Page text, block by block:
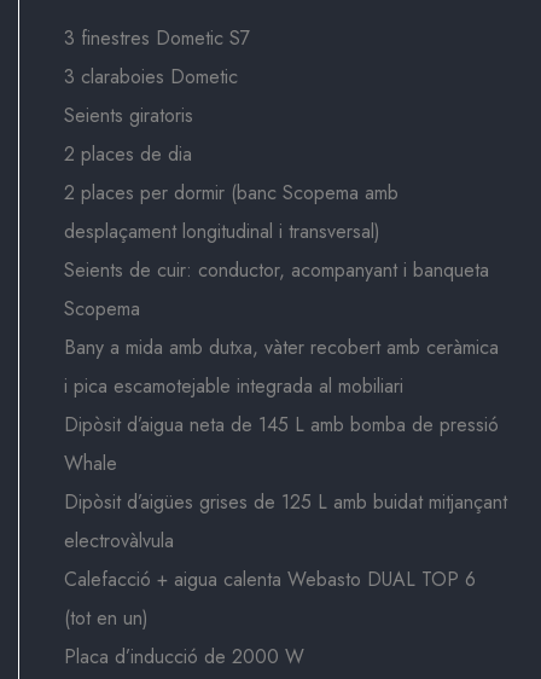
3 finestres Dometic S7
3 claraboies Dometic
Seients giratoris
2 places de dia
2 places per dormir (banc Scopema amb
desplaçament longitudinal i transversal)
Seients de cuir: conductor, acompanyant i banqueta
Scopema
Bany a mida amb dutxa, vàter recobert amb ceràmica
i pica escamotejable integrada al mobiliari
Dipòsit d’aigua neta de 145 L amb bomba de pressió
Whale
Dipòsit d’aigües grises de 125 L amb buidat mitjançant
electrovàlvula
Calefacció + aigua calenta Webasto DUAL TOP 6
(tot en un)
Placa d’inducció de 2000 W